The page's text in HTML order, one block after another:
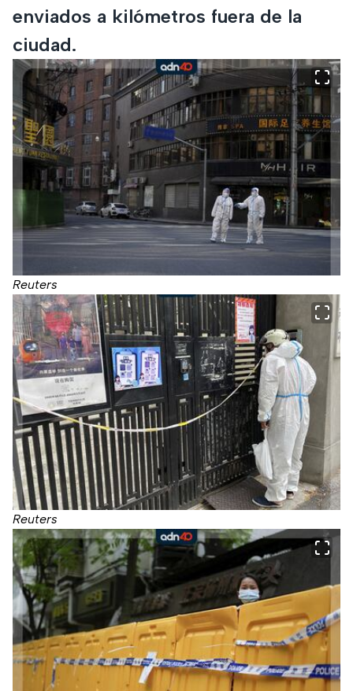
enviados a kilómetros fuera de la
ciudad.
Reuters
Reuters